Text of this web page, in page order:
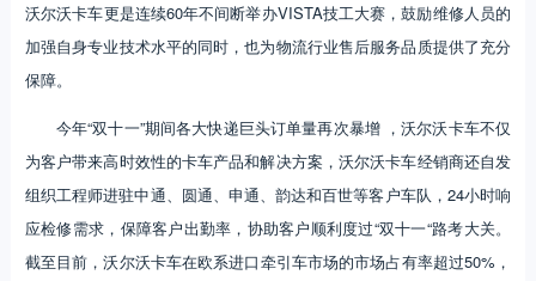
沃尔沃卡车更是连续60年不间断举办VISTA技工大赛，鼓励维修人员的
加强自身专业技术水平的同时，也为物流行业售后服务品质提供了充分
保障。
今年“双十一”期间各大快递巨头订单量再次暴增 ，沃尔沃卡车不仅
为客户带来高时效性的卡车产品和解决方案，沃尔沃卡车经销商还自发
组织工程师进驻中通、圆通、申通、韵达和百世等客户车队，24小时响
应检修需求，保障客户出勤率，协助客户顺利度过“双十一“路考大关。
截至目前，沃尔沃卡车在欧系进口牵引车市场的市场占有率超过50%，